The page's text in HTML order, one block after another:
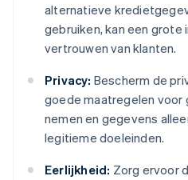
alternatieve
gebruiken, kan een grote
vertrouwen van klanten.
Privacy: Bescherm de
goede maatregelen
nemen en gegevens
legitieme doeleinden.
Eerlijkheid: Zorg ervoor